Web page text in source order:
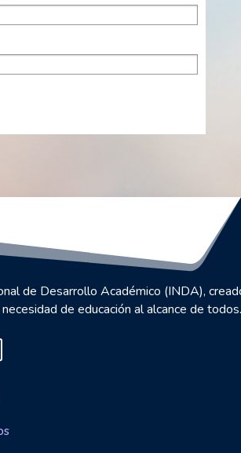
de Desarrollo Académico (INDA),
de educación al alcance de todos.